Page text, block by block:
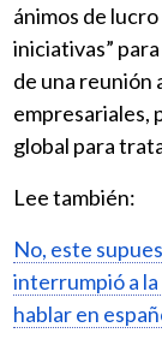
ánimos de
iniciativas”
de una reunión
empresariales,
global para
Lee también:
No, este
interrumpió a
hablar en